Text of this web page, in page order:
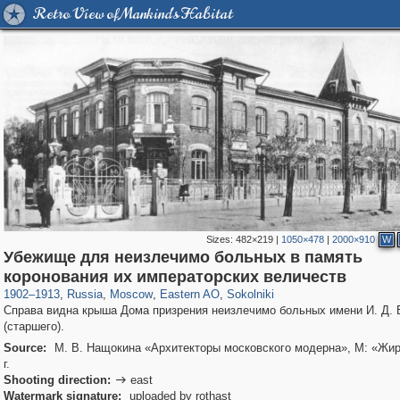
Retro View of Mankind's Habitat
Sizes: 482×219| 1050×478| 2000×910 W
Убежище для неизлечимо больных в память
коронования их императорских величеств
1902–1913, Russia
1,406,840 29,243
, Moscow
319,864 8,286
, Eastern AO
20,939 306
, Sokolniki
5,623 49
Справа видна крыша Дома призрения неизлечимо больных имени И. Д.
(старшего).
Source:
М. В. Нащокина «Архитекторы московского модерна», М:
г.
Shooting direction:  east
Watermark signature:
uploaded by rothast